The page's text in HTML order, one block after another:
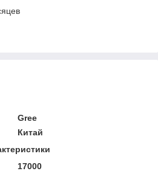
Gree
Китай
17000